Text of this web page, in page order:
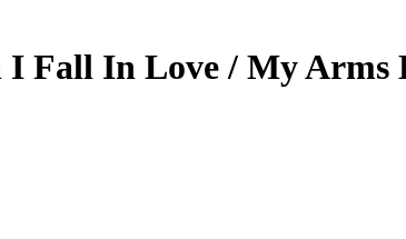
I Fall In Love / My Arms